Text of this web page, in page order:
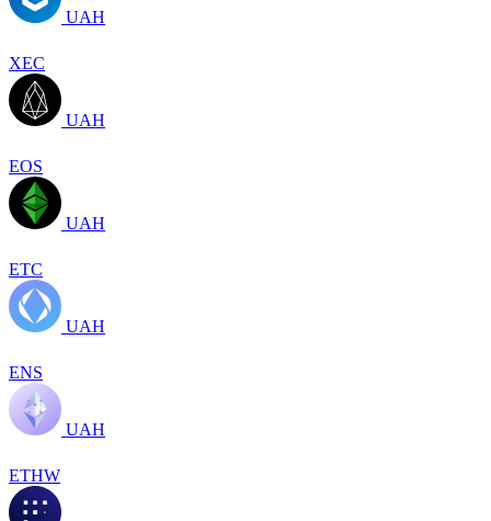
UAH
XEC
UAH
EOS
UAH
ETC
UAH
ENS
UAH
ETHW